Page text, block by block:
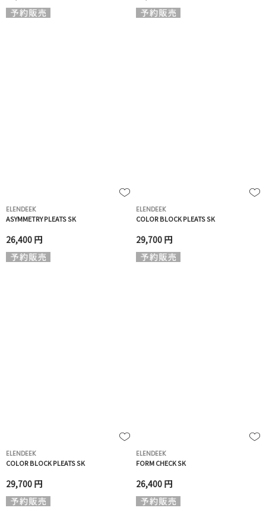
ELENDEEK
ASYMMETRY PLEATS SK
26,400 円
ELENDEEK
COLOR BLOCK PLEATS SK
29,700 円
ELENDEEK
COLOR BLOCK PLEATS SK
29,700 円
ELENDEEK
FORM CHECK SK
26,400 円